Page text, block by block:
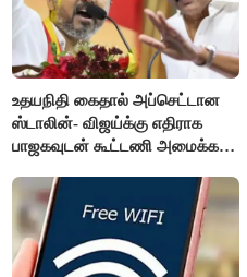
உதயநிதி கைதால் அப்செட்டான
ஸ்டாலின்- விஜய்க்கு எதிராக
பாஜகவுடன் கூட்டணி அமைக்க